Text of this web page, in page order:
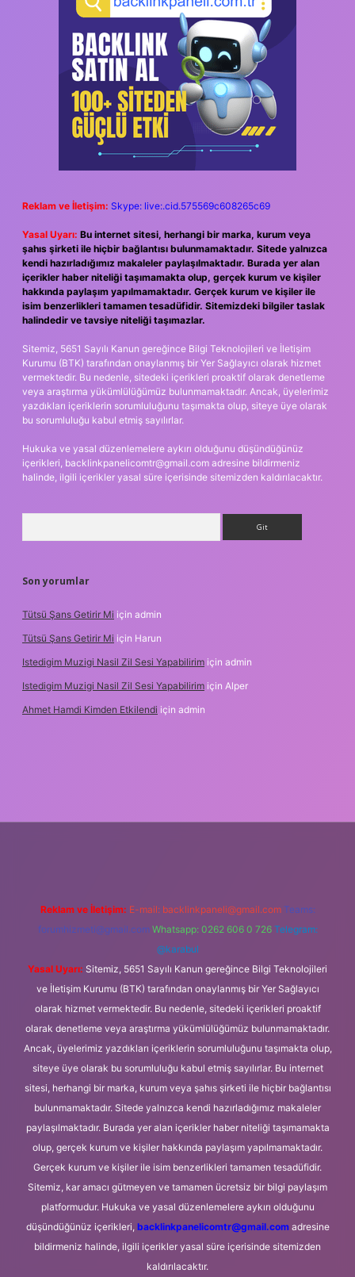
Reklam ve İletişim: Skype: live:.cid.575569c608265c69
Yasal Uyarı: Bu internet sitesi, herhangi bir marka, kurum veya
şahıs şirketi ile hiçbir bağlantısı bulunmamaktadır. Sitede yalnızca
kendi hazırladığımız makaleler paylaşılmaktadır. Burada yer alan
içerikler haber niteliği taşımamakta olup, gerçek kurum ve kişiler
hakkında paylaşım yapılmamaktadır. Gerçek kurum ve kişiler ile
isim benzerlikleri tamamen tesadüfidir. Sitemizdeki bilgiler taslak
halindedir ve tavsiye niteliği taşımazlar.
Sitemiz, 5651 Sayılı Kanun gereğince Bilgi Teknolojileri ve İletişim
Kurumu (BTK) tarafından onaylanmış bir Yer Sağlayıcı olarak hizmet
vermektedir. Bu nedenle, sitedeki içerikleri proaktif olarak denetleme
veya araştırma yükümlülüğümüz bulunmamaktadır. Ancak, üyelerimiz
yazdıkları içeriklerin sorumluluğunu taşımakta olup, siteye üye olarak
bu sorumluluğu kabul etmiş sayılırlar.
Hukuka ve yasal düzenlemelere aykırı olduğunu düşündüğünüz
içerikleri, backlinkpanelicomtr@gmail.com adresine bildirmeniz
halinde, ilgili içerikler yasal süre içerisinde sitemizden kaldırılacaktır.
Son yorumlar
Tütsü Şans Getirir Mi için admin
Tütsü Şans Getirir Mi için Harun
Istedigim Muzigi Nasil Zil Sesi Yapabilirim için admin
Istedigim Muzigi Nasil Zil Sesi Yapabilirim için Alper
Ahmet Hamdi Kimden Etkilendi için admin
Reklam ve İletişim: E-mail: backlinkpaneli@gmail.com Teams:
forumhizmeti@gmail.com Whatsapp: 0262 606 0 726 Telegram:
@karabul
Yasal Uyarı: Sitemiz, 5651 Sayılı Kanun gereğince Bilgi Teknolojileri
ve İletişim Kurumu (BTK) tarafından onaylanmış bir Yer Sağlayıcı
olarak hizmet vermektedir. Bu nedenle, sitedeki içerikleri proaktif
olarak denetleme veya araştırma yükümlülüğümüz bulunmamaktadır.
Ancak, üyelerimiz yazdıkları içeriklerin sorumluluğunu taşımakta olup,
siteye üye olarak bu sorumluluğu kabul etmiş sayılırlar. Bu internet
sitesi, herhangi bir marka, kurum veya şahıs şirketi ile hiçbir bağlantısı
bulunmamaktadır. Sitede yalnızca kendi hazırladığımız makaleler
paylaşılmaktadır. Burada yer alan içerikler haber niteliği taşımamakta
olup, gerçek kurum ve kişiler hakkında paylaşım yapılmamaktadır.
Gerçek kurum ve kişiler ile isim benzerlikleri tamamen tesadüfidir.
Sitemiz, kar amacı gütmeyen ve tamamen ücretsiz bir bilgi paylaşım
platformudur. Hukuka ve yasal düzenlemelere aykırı olduğunu
düşündüğünüz içerikleri, backlinkpanelicomtr@gmail.comadresine
bildirmeniz halinde, ilgili içerikler yasal süre içerisinde sitemizden
kaldırılacaktır.